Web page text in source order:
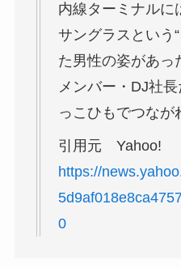
内線ターミナルに
サングラスという
た男性の姿があっ
メンバー・DJ社
っこひもでつなが
引用元 Yahoo!
https://
0